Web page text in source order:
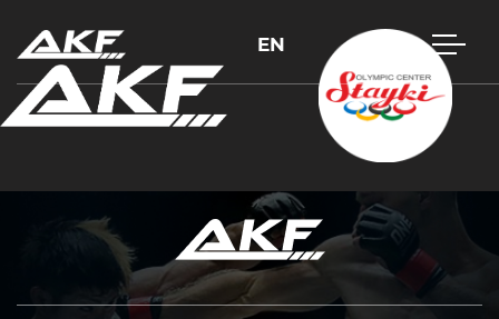
EN
Нажмите Enter для поиска или Esc, чтобы закрыть